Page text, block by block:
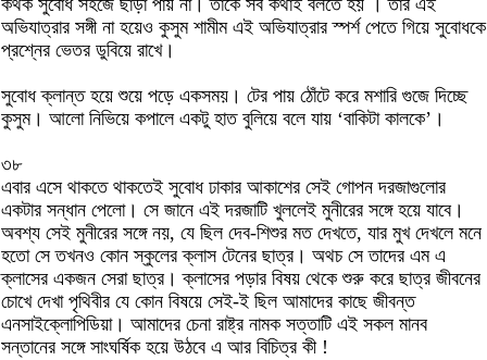
কথক সুবোধ সহজে ছাড়া পায় না। তাকে সব কথাই বলতে হয় । তার এই
অভিযাত্রার সঙ্গী না হয়েও কুসুম শামীম এই অভিযাত্রার স্পর্শ পেতে গিয়ে সুবোধকে
প্রশ্নের ভেতর ডুবিয়ে রাখে।
সুবোধ ক্লান্ত হয়ে শুয়ে পড়ে একসময়। টের পায় ঠোঁটে করে মশারি গুজে দিচ্ছে
কুসুম। আলো নিভিয়ে কপালে একটু হাত বুলিয়ে বলে যায় ‘বাকিটা কালকে’।
৩৮
এবার এসে থাকতে থাকতেই সুবোধ ঢাকার আকাশের সেই গোপন দরজাগুলোর
একটার সন্ধান পেলো। সে জানে এই দরজাটি খুললেই মুনীরের সঙ্গে হয়ে যাবে।
অবশ্য সেই মুনীরের সঙ্গে নয়, যে ছিল দেব-শিশুর মত দেখতে, যার মুখ দেখলে মনে
হতো সে তখনও কোন স্কুলের ক্লাস টেনের ছাত্র। অথচ সে তাদের এম এ
ক্লাসের একজন সেরা ছাত্র। ক্লাসের পড়ার বিষয় থেকে শুরু করে ছাত্র জীবনের
চোখে দেখা পৃথিবীর যে কোন বিষয়ে সেই-ই ছিল আমাদের কাছে জীবন্ত
এনসাইক্লোপিডিয়া। আমাদের চেনা রাষ্ট্র নামক সত্তাটি এই সকল মানব
সন্তানের সঙ্গে সাংঘর্ষিক হয়ে উঠবে এ আর বিচিত্র কী !